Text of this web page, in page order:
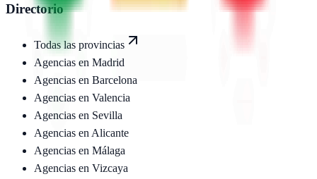
Directorio
Todas las provincias
Agencias en Madrid
Agencias en Barcelona
Agencias en Valencia
Agencias en Sevilla
Agencias en Alicante
Agencias en Málaga
Agencias en Vizcaya